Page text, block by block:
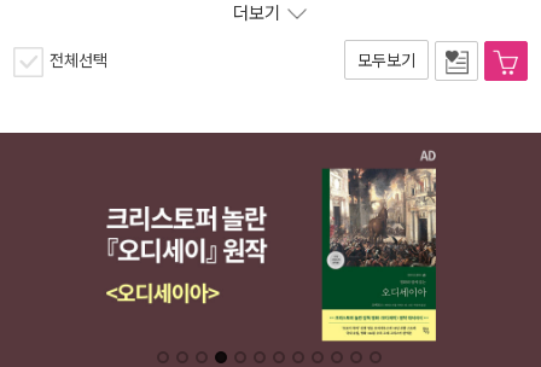
더보기
전체선택 모두보기